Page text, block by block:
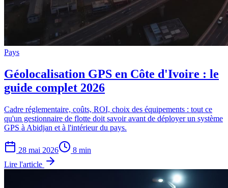
Pays
Géolocalisation GPS en Côte d'Ivoire : le
guide complet 2026
Cadre réglementaire, coûts, ROI, choix des équipements : tout ce
qu'un gestionnaire de flotte doit savoir avant de déployer un système
GPS à Abidjan et à l'intérieur du pays.
28 mai 2026 8 min
Lire l'article